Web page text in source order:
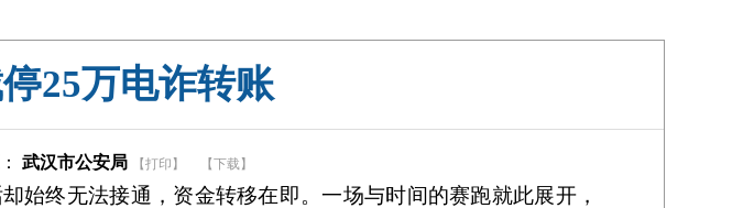
25万电诈转账
武汉市公安局 【打印】 【下载】
始终无法接通，资金转移在即。一场与时间的赛跑就此展开，